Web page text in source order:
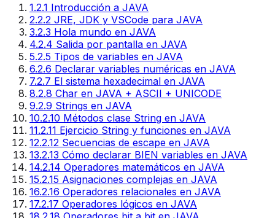
1.2.1 Introducción a JAVA
2.2.2 JRE, JDK y VSCode para JAVA
3.2.3 Hola mundo en JAVA
4.2.4 Salida por pantalla en JAVA
5.2.5 Tipos de variables en JAVA
6.2.6 Declarar variables numéricas en JAVA
7.2.7 El sistema hexadecimal en JAVA
8.2.8 Char en JAVA + ASCII + UNICODE
9.2.9 Strings en JAVA
10.2.10 Métodos clase String en JAVA
11.2.11 Ejercicio String y funciones en JAVA
12.2.12 Secuencias de escape en JAVA
13.2.13 Cómo declarar BIEN variables en JAVA
14.2.14 Operadores matemáticos en JAVA
15.2.15 Asignaciones complejas en JAVA
16.2.16 Operadores relacionales en JAVA
17.2.17 Operadores lógicos en JAVA